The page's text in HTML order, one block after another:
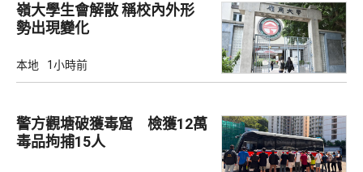
嶺大學生會解散 稱校內外形
勢出現變化
本地 1小時前
警方觀塘破獲毒窟 檢獲12萬
毒品拘捕15人